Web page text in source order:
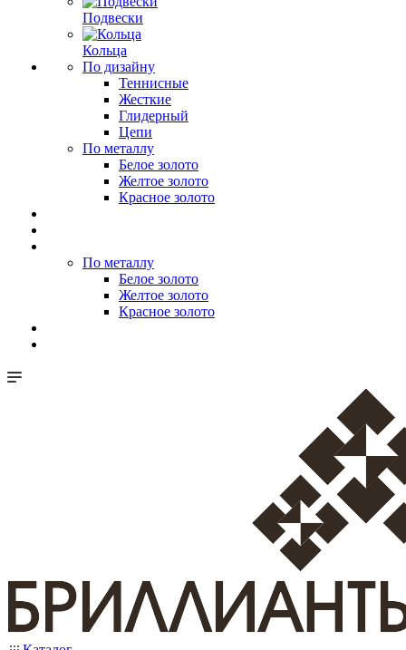
Подвески
Кольца
По дизайну
Теннисные
Жесткие
Глидерный
Цепи
По металлу
Белое золото
Желтое золото
Красное золото
По металлу
Белое золото
Желтое золото
Красное золото